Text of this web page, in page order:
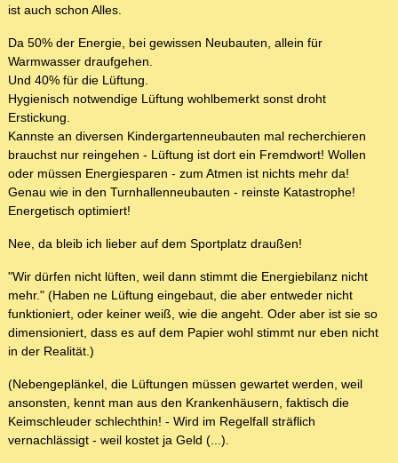
ist auch schon Alles.
Da 50% der Energie, bei gewissen Neubauten, allein für
Warmwasser draufgehen.
Und 40% für die Lüftung.
Hygienisch notwendige Lüftung wohlbemerkt sonst droht
Erstickung.
Kannste an diversen Kindergartenneubauten mal recherchieren
brauchst nur reingehen - Lüftung ist dort ein Fremdwort! Wollen
oder müssen Energiesparen - zum Atmen ist nichts mehr da!
Genau wie in den Turnhallenneubauten - reinste Katastrophe!
Energetisch optimiert!
Nee, da bleib ich lieber auf dem Sportplatz draußen!
"Wir dürfen nicht lüften, weil dann stimmt die Energiebilanz nicht
mehr." (Haben ne Lüftung eingebaut, die aber entweder nicht
funktioniert, oder keiner weiß, wie die angeht. Oder aber ist sie so
dimensioniert, dass es auf dem Papier wohl stimmt nur eben nicht
in der Realität.)
(Nebengeplänkel, die Lüftungen müssen gewartet werden, weil
ansonsten, kennt man aus den Krankenhäusern, faktisch die
Keimschleuder schlechthin! - Wird im Regelfall sträflich
vernachlässigt - weil kostet ja Geld (...).